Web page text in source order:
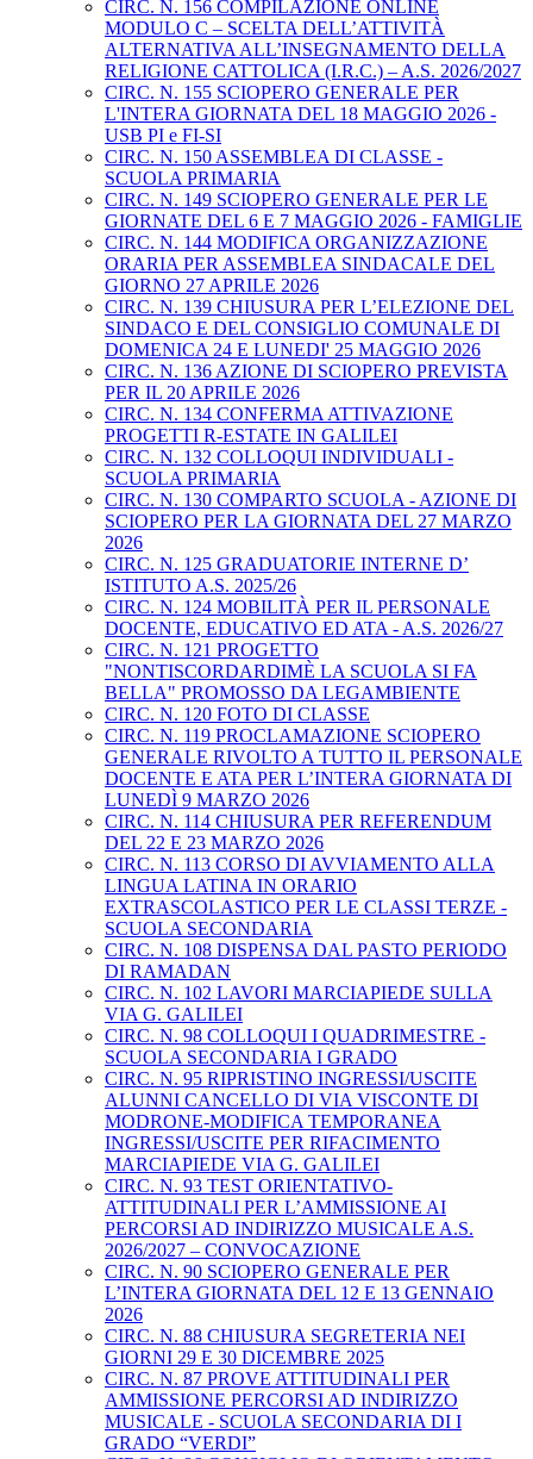
CIRC. N. 156 COMPILAZIONE ONLINE
MODULO C – SCELTA DELL’ATTIVITÀ
ALTERNATIVA ALL’INSEGNAMENTO DELLA
RELIGIONE CATTOLICA (I.R.C.) – A.S. 2026/2027
CIRC. N. 155 SCIOPERO GENERALE PER
L'INTERA GIORNATA DEL 18 MAGGIO 2026 -
USB PI e FI-SI
CIRC. N. 150 ASSEMBLEA DI CLASSE -
SCUOLA PRIMARIA
CIRC. N. 149 SCIOPERO GENERALE PER LE
GIORNATE DEL 6 E 7 MAGGIO 2026 - FAMIGLIE
CIRC. N. 144 MODIFICA ORGANIZZAZIONE
ORARIA PER ASSEMBLEA SINDACALE DEL
GIORNO 27 APRILE 2026
CIRC. N. 139 CHIUSURA PER L’ELEZIONE DEL
SINDACO E DEL CONSIGLIO COMUNALE DI
DOMENICA 24 E LUNEDI' 25 MAGGIO 2026
CIRC. N. 136 AZIONE DI SCIOPERO PREVISTA
PER IL 20 APRILE 2026
CIRC. N. 134 CONFERMA ATTIVAZIONE
PROGETTI R-ESTATE IN GALILEI
CIRC. N. 132 COLLOQUI INDIVIDUALI -
SCUOLA PRIMARIA
CIRC. N. 130 COMPARTO SCUOLA - AZIONE DI
SCIOPERO PER LA GIORNATA DEL 27 MARZO
2026
CIRC. N. 125 GRADUATORIE INTERNE D’
ISTITUTO A.S. 2025/26
CIRC. N. 124 MOBILITÀ PER IL PERSONALE
DOCENTE, EDUCATIVO ED ATA - A.S. 2026/27
CIRC. N. 121 PROGETTO
"NONTISCORDARDIMÈ LA SCUOLA SI FA
BELLA" PROMOSSO DA LEGAMBIENTE
CIRC. N. 120 FOTO DI CLASSE
CIRC. N. 119 PROCLAMAZIONE SCIOPERO
GENERALE RIVOLTO A TUTTO IL PERSONALE
DOCENTE E ATA PER L’INTERA GIORNATA DI
LUNEDÌ 9 MARZO 2026
CIRC. N. 114 CHIUSURA PER REFERENDUM
DEL 22 E 23 MARZO 2026
CIRC. N. 113 CORSO DI AVVIAMENTO ALLA
LINGUA LATINA IN ORARIO
EXTRASCOLASTICO PER LE CLASSI TERZE -
SCUOLA SECONDARIA
CIRC. N. 108 DISPENSA DAL PASTO PERIODO
DI RAMADAN
CIRC. N. 102 LAVORI MARCIAPIEDE SULLA
VIA G. GALILEI
CIRC. N. 98 COLLOQUI I QUADRIMESTRE -
SCUOLA SECONDARIA I GRADO
CIRC. N. 95 RIPRISTINO INGRESSI/USCITE
ALUNNI CANCELLO DI VIA VISCONTE DI
MODRONE-MODIFICA TEMPORANEA
INGRESSI/USCITE PER RIFACIMENTO
MARCIAPIEDE VIA G. GALILEI
CIRC. N. 93 TEST ORIENTATIVO-
ATTITUDINALI PER L’AMMISSIONE AI
PERCORSI AD INDIRIZZO MUSICALE A.S.
2026/2027 – CONVOCAZIONE
CIRC. N. 90 SCIOPERO GENERALE PER
L’INTERA GIORNATA DEL 12 E 13 GENNAIO
2026
CIRC. N. 88 CHIUSURA SEGRETERIA NEI
GIORNI 29 E 30 DICEMBRE 2025
CIRC. N. 87 PROVE ATTITUDINALI PER
AMMISSIONE PERCORSI AD INDIRIZZO
MUSICALE - SCUOLA SECONDARIA DI I
GRADO “VERDI”